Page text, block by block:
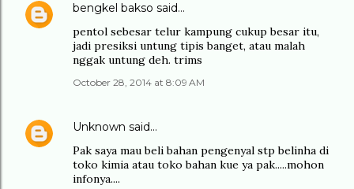
bengkel bakso said…
pentol sebesar telur kampung cukup besar itu,
jadi presiksi untung tipis banget, atau malah
nggak untung deh. trims
October 28, 2014 at 8:09 AM
Unknown said…
Pak saya mau beli bahan pengenyal stp belinha di
toko kimia atau toko bahan kue ya pak.....mohon
infonya....